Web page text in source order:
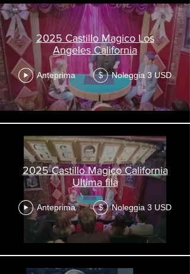
2025 Castillo Magico Los
Angeles California
Anteprima $ Noleggia 3 USD
2025 Castillo Magico California
Ultima fila
Anteprima $ Noleggia 3 USD